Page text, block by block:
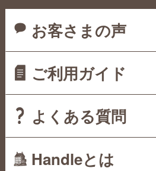
お客さまの声
ご利用ガイド
よくある質問
Handleとは